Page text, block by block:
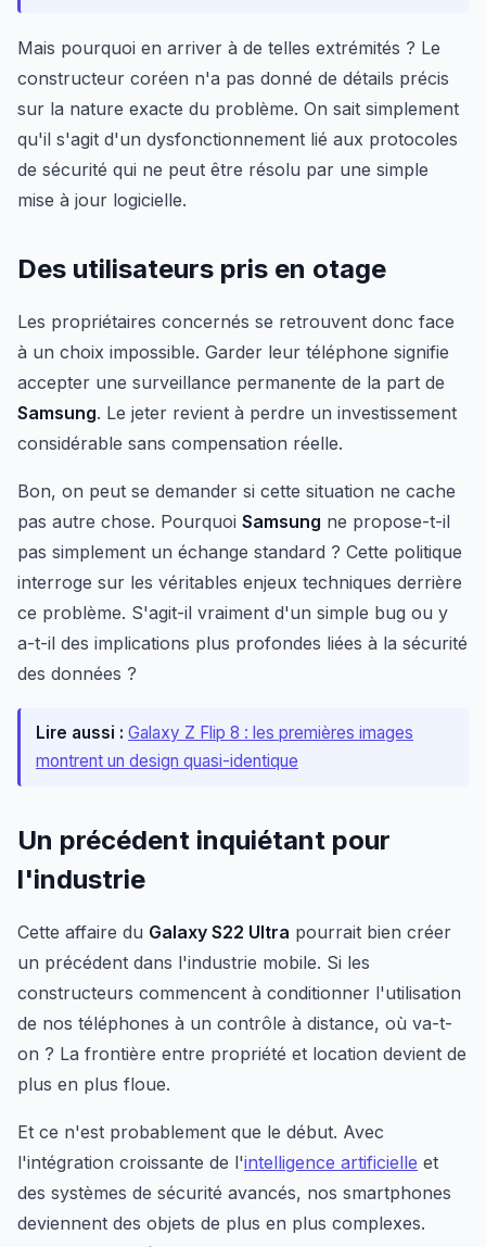
Mais pourquoi en arriver à de telles extrémités ? Le
constructeur coréen n'a pas donné de détails précis
sur la nature exacte du problème. On sait simplement
qu'il s'agit d'un dysfonctionnement lié aux protocoles
de sécurité qui ne peut être résolu par une simple
mise à jour logicielle.
Des utilisateurs pris en otage
Les propriétaires concernés se retrouvent donc face
à un choix impossible. Garder leur téléphone signifie
accepter une surveillance permanente de la part de
Samsung. Le jeter revient à perdre un investissement
considérable sans compensation réelle.
Bon, on peut se demander si cette situation ne cache
pas autre chose. Pourquoi Samsung ne propose-t-il
pas simplement un échange standard ? Cette politique
interroge sur les véritables enjeux techniques derrière
ce problème. S'agit-il vraiment d'un simple bug ou y
a-t-il des implications plus profondes liées à la sécurité
des données ?
Lire aussi : Galaxy Z Flip 8 : les premières images
montrent un design quasi-identique
Un précédent inquiétant pour
l'industrie
Cette affaire du Galaxy S22 Ultra pourrait bien créer
un précédent dans l'industrie mobile. Si les
constructeurs commencent à conditionner l'utilisation
de nos téléphones à un contrôle à distance, où va-t-
on ? La frontière entre propriété et location devient de
plus en plus floue.
Et ce n'est probablement que le début. Avec
l'intégration croissante de l'intelligence artificielle et
des systèmes de sécurité avancés, nos smartphones
deviennent des objets de plus en plus complexes.